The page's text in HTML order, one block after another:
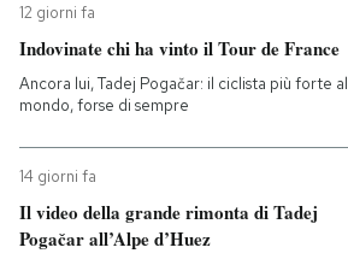
CALENDARIO
Entra
12 giorni fa
Indovinate chi ha vinto il Tour de France
Ancora lui, Tadej Pogačar: il ciclista più forte al
mondo, forse di sempre
14 giorni fa
Il video della grande rimonta di Tadej
Pogačar all’Alpe d’Huez